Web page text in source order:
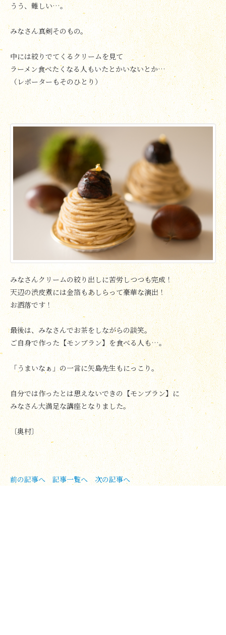
うう、難しい…。
みなさん真剣そのもの。
中には絞りでてくるクリームを見て
ラーメン食べたくなる人もいたとかいないとか…
（レポーターもそのひとり）
みなさんクリームの絞り出しに苦労しつつも完成！
天辺の渋皮煮には金箔もあしらって豪華な演出！
お洒落です！
最後は、みなさんでお茶をしながらの談笑。
ご自身で作った【モンブラン】を食べる人も…。
「うまいなぁ」の一言に矢島先生もにっこり。
自分では作ったとは思えないできの【モンブラン】に
みなさん大満足な講座となりました。
〔奥村〕
前の記事へ 記事一覧へ 次の記事へ